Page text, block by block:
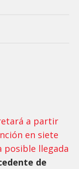
a partir
en siete
posible llegada
de